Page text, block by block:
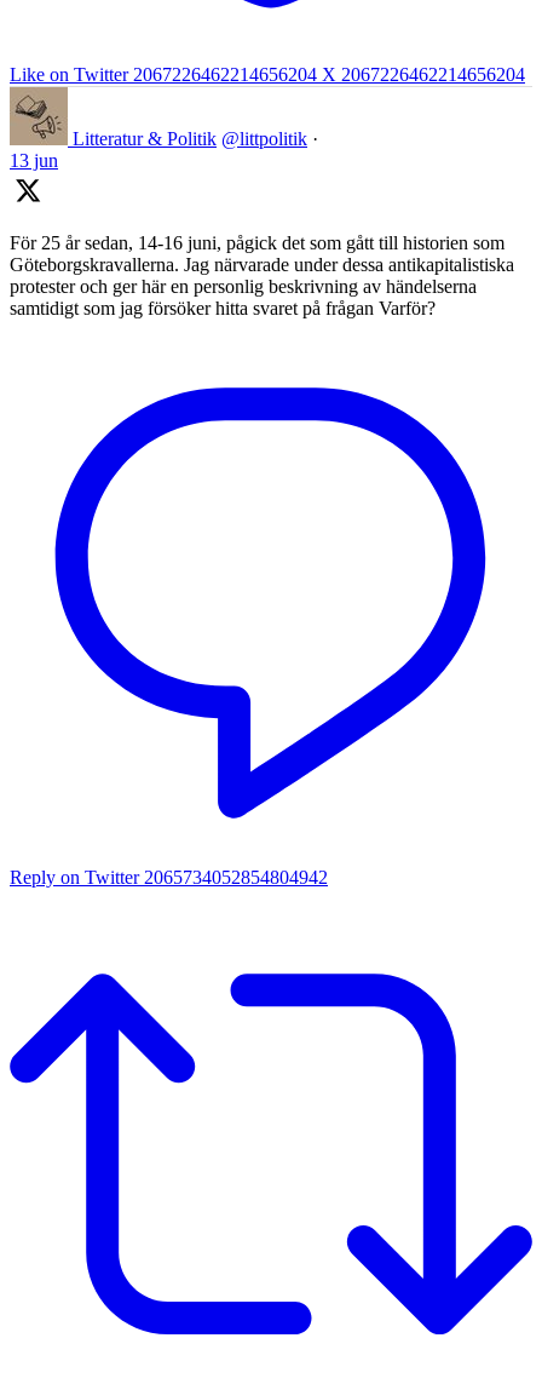
Like on Twitter 2067226462214656204 X 2067226462214656204
Litteratur & Politik @littpolitik ·
13 jun
För 25 år sedan, 14-16 juni, pågick det som gått till historien som
Göteborgskravallerna. Jag närvarade under dessa antikapitalistiska
protester och ger här en personlig beskrivning av händelserna
samtidigt som jag försöker hitta svaret på frågan Varför?
Reply on Twitter 2065734052854804942